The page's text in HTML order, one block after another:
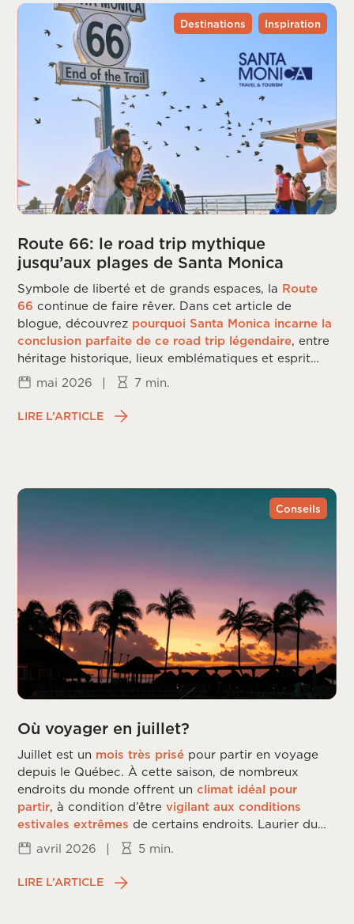
Destinations Inspiration
Route 66: le road trip mythique
jusqu’aux plages de Santa Monica
Symbole de liberté et de grands espaces, la Route
66 continue de faire rêver. Dans cet article de
blogue, découvrez pourquoi Santa Monica incarne la
conclusion parfaite de ce road trip légendaire, entre
héritage historique, lieux emblématiques et esprit
californien.
mai 2026 | 7 min.
LIRE L’ARTICLE
Conseils
Où voyager en juillet?
Juillet est un mois très prisé pour partir en voyage
depuis le Québec. À cette saison, de nombreux
endroits du monde offrent unclimat idéal pour
partir, à condition d’êtrevigilant aux conditions
estivales extrêmes de certains endroits. Laurier du
Vallon vous dévoile les
meilleures destinations
voyage en
juillet
avril 2026 | 5 min.
LIRE L’ARTICLE